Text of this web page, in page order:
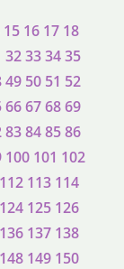
15 16 17 18
32333435
49 50 51 52
66676869
83848586
100 101 102
112 113 114
124 125 126
136 137 138
148 149 150